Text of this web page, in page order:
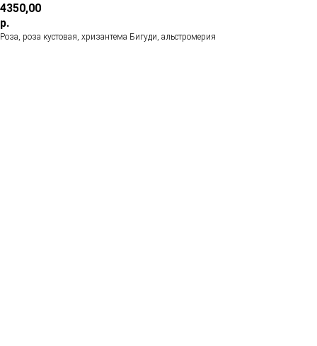
4350,00
р.
Роза, роза кустовая, хризантема Бигуди, альстромерия